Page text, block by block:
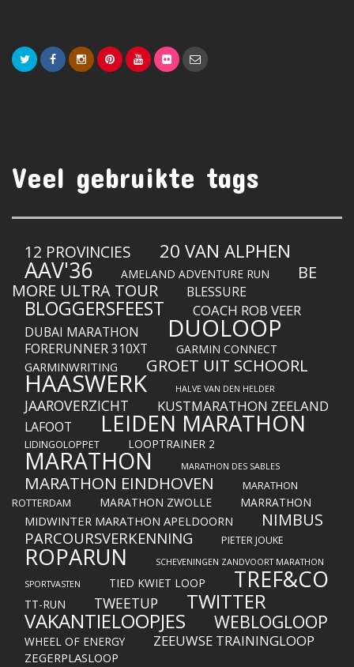
Veel gebruikte tags
12 PROVINCIES 20 VAN ALPHEN
AAV'36 AMELAND ADVENTURE RUN
BE
MORE ULTRA TOUR
BLESSURE
BLOGGERSFEEST COACH ROB VEER
DUBAI MARATHON DUOLOOP
FORERUNNER 310XT GARMIN CONNECT
GARMINWRITING GROET UIT SCHOORL
HAASWERK HALVE VAN DEN HELDER
JAAROVERZICHT KUSTMARATHON ZEELAND
LAFOOT LEIDEN MARATHON
LIDINGOLOPPET LOOPTRAINER 2
MARATHON MARATHON DES SABLES
MARATHON EINDHOVEN
MARATHON
ROTTERDAM
MARATHON ZWOLLE MARRATHON
MIDWINTER MARATHON APELDOORN NIMBUS
PARCOURSVERKENNING PIETER JOUKE
ROPARUN
SCHEVENINGEN ZANDVOORT MARATHON
SPORTVASTEN
TIED KWIET LOOP TREF&CO
TT-RUN TWEETUP TWITTER
VAKANTIELOOPJES WEBLOGLOOP
WHEEL OF ENERGY ZEEUWSE TRAININGLOOP
ZEGERPLASLOOP